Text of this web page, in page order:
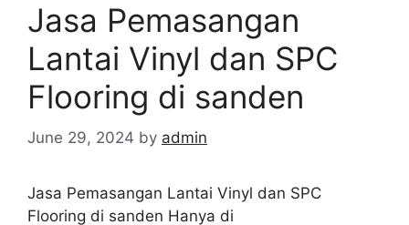
Jasa Pemasangan
Lantai Vinyl dan SPC
Flooring di sanden
June 29, 2024 by admin
Jasa Pemasangan Lantai Vinyl dan SPC
Flooring di sanden Hanya di